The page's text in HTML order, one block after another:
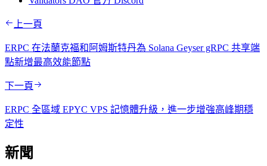
上一頁
ERPC 在法蘭克福和阿姆斯特丹為 Solana Geyser gRPC 共享端
點新增最高效能節點
下一頁
ERPC 全區域 EPYC VPS 記憶體升級，進一步增強高峰期穩
定性
新聞